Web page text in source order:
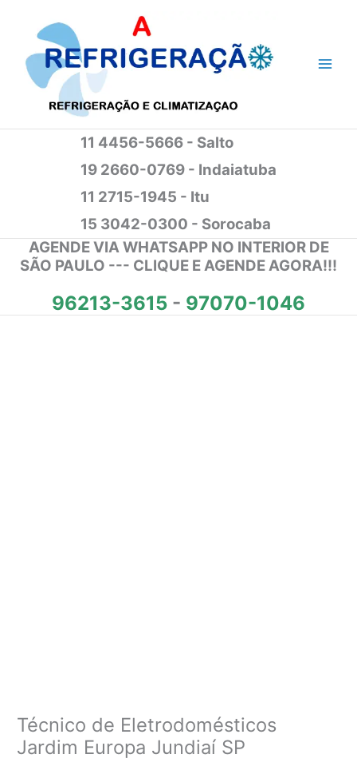
conteúdo
11 4456-5666 - Salto
19 2660-0769 - Indaiatuba
11 2715-1945 - Itu
15 3042-0300 - Sorocaba
AGENDE VIA WHATSAPP NO INTERIOR DE
SÃO PAULO --- CLIQUE E AGENDE AGORA!!!
96213-3615 - 97070-1046
Técnico de Eletrodomésticos
Jardim Europa Jundiaí SP